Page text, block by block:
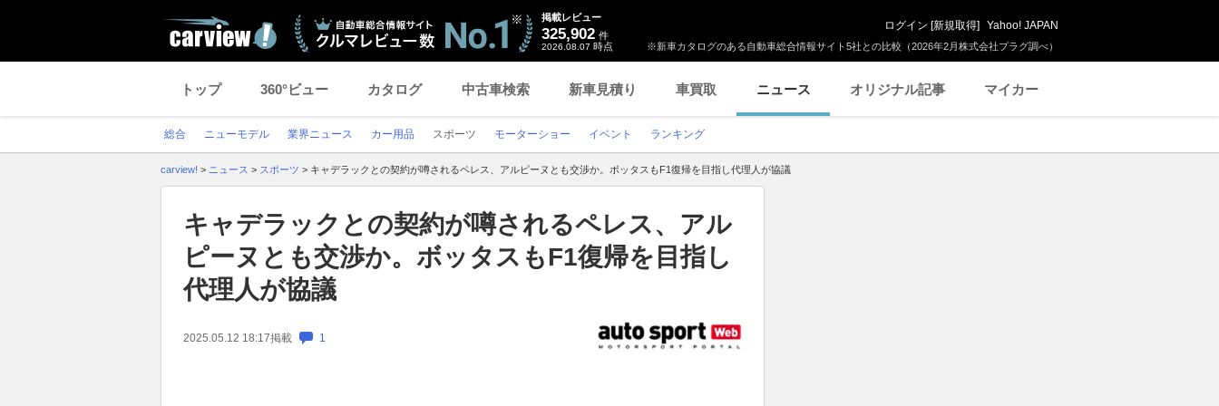
※新車カタログのある自動車総合情報サイト5社との比較（2026年2月株式会社プラグ調べ）
掲載レビュー
325,902 件
2026.08.07 時点
ログイン [新規取得] Yahoo! JAPAN
トップ 360°ビュー カタログ 中古車検索 新車見積り 車買取 ニュース オリジナル記事 マイカー
総合 ニューモデル 業界ニュース カー用品 スポーツ モーターショー イベント ランキング
carview! > ニュース > スポーツ > キャデラックとの契約が噂されるペレス、アルピーヌとも交渉か。ボッタスもF1復帰を目指し代理人が協議
キャデラックとの契約が噂されるペレス、アル
ピーヌとも交渉か。ボッタスもF1復帰を目指し
代理人が協議
2025.05.12 18:17掲載 1